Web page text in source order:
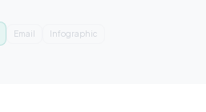
Infographic Summary